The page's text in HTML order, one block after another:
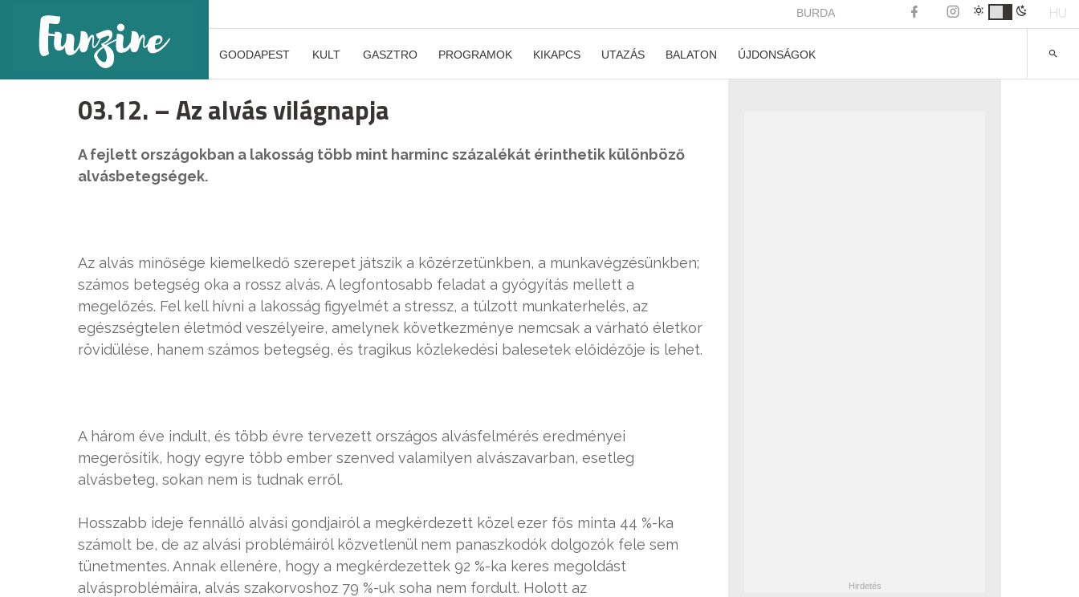
BURDA HU
GOODAPEST KULT GASZTRO PROGRAMOK KIKAPCS UTAZÁS BALATON ÚJDONSÁGOK
03.12. – Az alvás világnapja
A fejlett országokban a lakosság több mint harminc százalékát érinthetik különböző
alvásbetegségek.
Az alvás minősége kiemelkedő szerepet játszik a közérzetünkben, a munkavégzésünkben;
számos betegség oka a rossz alvás. A legfontosabb feladat a gyógyítás mellett a
megelőzés. Fel kell hívni a lakosság figyelmét a stressz, a túlzott munkaterhelés, az
egészségtelen életmód veszélyeire, amelynek következménye nemcsak a várható életkor
rövidülése, hanem számos betegség, és tragikus közlekedési balesetek előidézője is lehet.
A három éve indult, és több évre tervezett országos alvásfelmérés eredményei
megerősítik, hogy egyre több ember szenved valamilyen alvászavarban, esetleg
alvásbeteg, sokan nem is tudnak erről.
Hosszabb ideje fennálló alvási gondjairól a megkérdezett közel ezer fős minta 44 %-ka
számolt be, de az alvási problémáiról közvetlenül nem panaszkodók dolgozók fele sem
tünetmentes. Annak ellenére, hogy a megkérdezettek 92 %-ka keres megoldást
alvásproblémáira, alvás szakorvoshoz 79 %-uk soha nem fordult. Holott az